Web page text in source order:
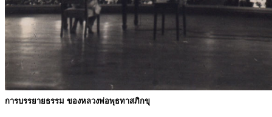
การบรรยายธรรม ของหลวงพ่อพุธทาสภิกขุ